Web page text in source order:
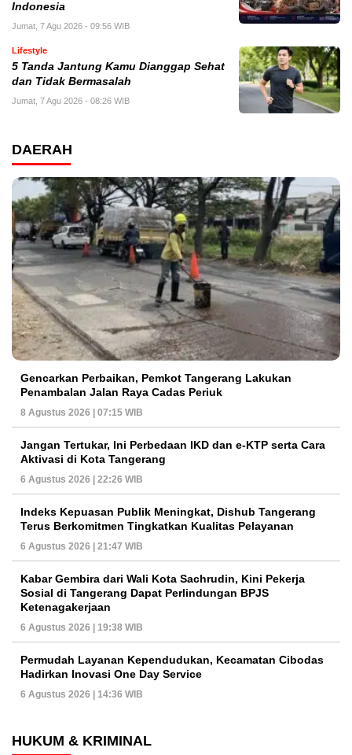
Indonesia
Jumat, 7 Agu 2026 - 09:56 WIB
Lifestyle
5 Tanda Jantung Kamu Dianggap Sehat
dan Tidak Bermasalah
Jumat, 7 Agu 2026 - 08:26 WIB
DAERAH
Gencarkan Perbaikan, Pemkot Tangerang Lakukan
Penambalan Jalan Raya Cadas Periuk
8 Agustus 2026 | 07:15 WIB
Jangan Tertukar, Ini Perbedaan IKD dan e-KTP serta Cara
Aktivasi di Kota Tangerang
6 Agustus 2026 | 22:26 WIB
Indeks Kepuasan Publik Meningkat, Dishub Tangerang
Terus Berkomitmen Tingkatkan Kualitas Pelayanan
6 Agustus 2026 | 21:47 WIB
Kabar Gembira dari Wali Kota Sachrudin, Kini Pekerja
Sosial di Tangerang Dapat Perlindungan BPJS
Ketenagakerjaan
6 Agustus 2026 | 19:38 WIB
Permudah Layanan Kependudukan, Kecamatan Cibodas
Hadirkan Inovasi One Day Service
6 Agustus 2026 | 14:36 WIB
HUKUM & KRIMINAL